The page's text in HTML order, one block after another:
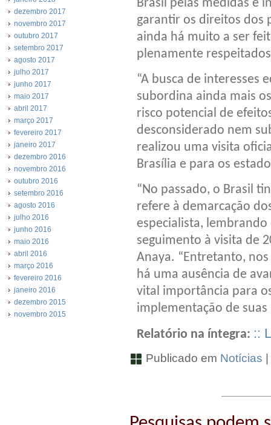
dezembro 2017
novembro 2017
outubro 2017
setembro 2017
agosto 2017
julho 2017
junho 2017
maio 2017
abril 2017
março 2017
fevereiro 2017
janeiro 2017
dezembro 2016
novembro 2016
outubro 2016
setembro 2016
agosto 2016
julho 2016
junho 2016
maio 2016
abril 2016
março 2016
fevereiro 2016
janeiro 2016
dezembro 2015
novembro 2015
Brasil pelas medidas e
garantir os direitos dos
ainda há muito a ser
plenamente
“A busca de interesses
subordina ainda mais
risco potencial de
desconsiderado nem
realizou uma visita
Brasília e para os
“No passado, o Brasil
refere à demarcação
especialista,
seguimento à visita de
Anaya. “Entretanto,
há uma ausência de
vital importância para
implementação de suas
Relatório na íntegra: ::
Publicado em Notícias